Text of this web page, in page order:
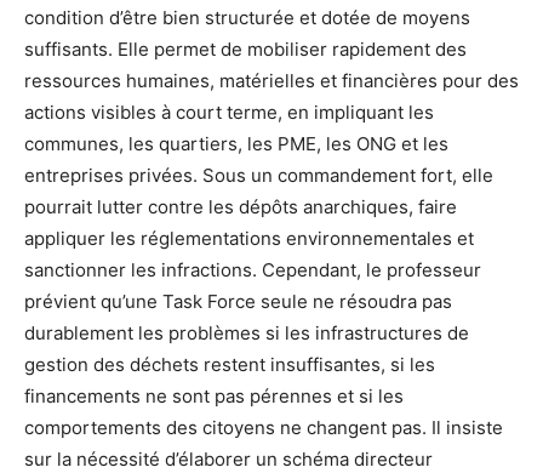
condition d’être bien structurée et dotée de moyens
suffisants. Elle permet de mobiliser rapidement des
ressources humaines, matérielles et financières pour des
actions visibles à court terme, en impliquant les
communes, les quartiers, les PME, les ONG et les
entreprises privées. Sous un commandement fort, elle
pourrait lutter contre les dépôts anarchiques, faire
appliquer les réglementations environnementales et
sanctionner les infractions. Cependant, le professeur
prévient qu’une Task Force seule ne résoudra pas
durablement les problèmes si les infrastructures de
gestion des déchets restent insuffisantes, si les
financements ne sont pas pérennes et si les
comportements des citoyens ne changent pas. Il insiste
sur la nécessité d’élaborer un schéma directeur